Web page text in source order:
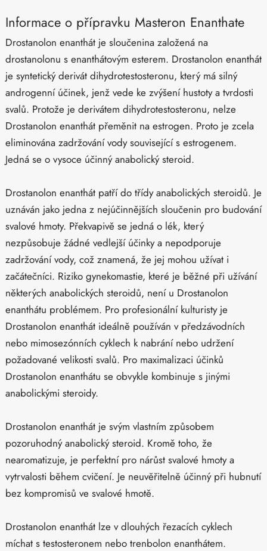
Informace o přípravku Masteron Enanthate
Drostanolon enanthát je sloučenina založená na
drostanolonu s enanthátovým esterem. Drostanolon enanthát
je syntetický derivát dihydrotestosteronu, který má silný
androgenní účinek, jenž vede ke zvýšení hustoty a tvrdosti
svalů. Protože je derivátem dihydrotestosteronu, nelze
Drostanolon enanthát přeměnit na estrogen. Proto je zcela
eliminována zadržování vody související s estrogenem.
Jedná se o vysoce účinný anabolický steroid.
Drostanolon enanthát patří do třídy anabolických steroidů. Je
uznáván jako jedna z nejúčinnějších sloučenin pro budování
svalové hmoty. Překvapivě se jedná o lék, který
nezpůsobuje žádné vedlejší účinky a nepodporuje
zadržování vody, což znamená, že jej mohou užívat i
začátečníci. Riziko gynekomastie, které je běžné při užívání
některých anabolických steroidů, není u Drostanolon
enanthátu problémem. Pro profesionální kulturisty je
Drostanolon enanthát ideálně používán v předzávodních
nebo mimosezónních cyklech k nabrání nebo udržení
požadované velikosti svalů. Pro maximalizaci účinků
Drostanolon enanthátu se obvykle kombinuje s jinými
anabolickými steroidy.
Drostanolon enanthát je svým vlastním způsobem
pozoruhodný anabolický steroid. Kromě toho, že
nearomatizuje, je perfektní pro nárůst svalové hmoty a
vytrvalosti během cvičení. Je neuvěřitelně účinný při hubnutí
bez kompromisů ve svalové hmotě.
Drostanolon enanthát lze v dlouhých řezacích cyklech
míchat s testosteronem nebo trenbolon enanthátem.